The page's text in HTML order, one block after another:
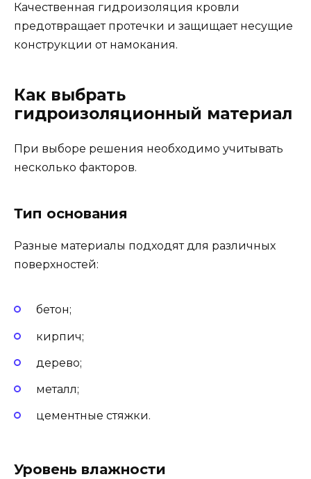
Качественная гидроизоляция кровли
предотвращает протечки и защищает несущие
конструкции от намокания.
Как выбрать
гидроизоляционный материал
При выборе решения необходимо учитывать
несколько факторов.
Тип основания
Разные материалы подходят для различных
поверхностей:
бетон;
кирпич;
дерево;
металл;
цементные стяжки.
Уровень влажности